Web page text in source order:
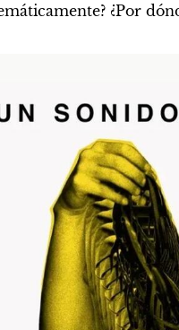
¿Por